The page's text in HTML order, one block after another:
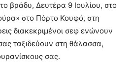
βράδυ, Δευτέρα 9 Ιουλίου, στο
στο Πόρτο Κουφό, στη
διακεκριμένοι σεφ ενώνουν
ταξιδεύουν στη θάλασσα,
σας.